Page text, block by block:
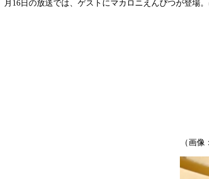
月16日の放送では、ゲストにマカロニえんぴつが登場
（画像